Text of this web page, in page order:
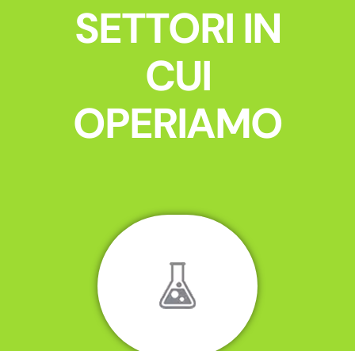
SETTORI IN
CUI
OPERIAMO